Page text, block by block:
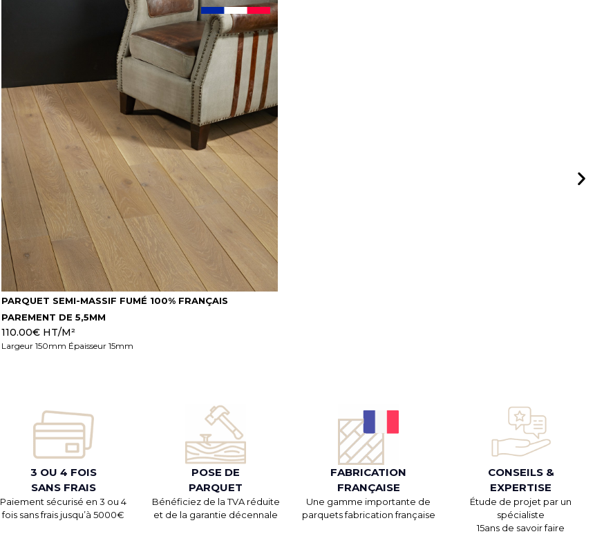
PARQUET SEMI-MASSIF FUMÉ 100% FRANÇAIS
PAREMENT DE 5,5MM
110.00€ HT/M²
Largeur 150mm Épaisseur 15mm
3 OU 4 FOIS
SANS FRAIS
Paiement sécurisé en 3 ou 4
fois sans frais jusqu’à 5000€
POSE DE
PARQUET
Bénéficiez de la TVA réduite
et de la garantie décennale
FABRICATION
FRANÇAISE
Une gamme importante de
parquets fabrication française
CONSEILS &
EXPERTISE
Étude de projet par un
spécialiste
15ans de savoir faire